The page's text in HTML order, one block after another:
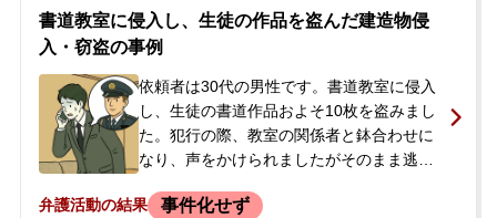
は余罪の存在も疑っていました。逮捕の知
らせを受けたご両親が当事務所へ相談。当
初は当番弁護士が対応していましたが、被
害者から面会を拒否されるなど示談交渉が
難航している状況でした。ご子息が大学3年
生で就職活動を控えていたため、前科がつ
くことを何としても避けたいとの思いか
した。
書道教室に侵入し、生徒の作品を盗んだ建造物侵
入・窃盗の事例
依頼者は30代の男性です。書道教室に侵入
し、生徒の書道作品およそ10枚を盗みまし
た。犯行の際、教室の関係者と鉢合わせに
なり、声をかけられましたがそのまま逃走
犯行に及んでいました。事件後、警察や書
弁護活動の結果 事件化せず